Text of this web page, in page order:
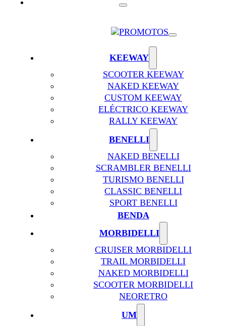
KEEWAY
SCOOTER KEEWAY
NAKED KEEWAY
CUSTOM KEEWAY
ELÉCTRICO KEEWAY
RALLY KEEWAY
BENELLI
NAKED BENELLI
SCRAMBLER BENELLI
TURISMO BENELLI
CLASSIC BENELLI
SPORT BENELLI
BENDA
MORBIDELLI
CRUISER MORBIDELLI
TRAIL MORBIDELLI
NAKED MORBIDELLI
SCOOTER MORBIDELLI
NEORETRO
UM